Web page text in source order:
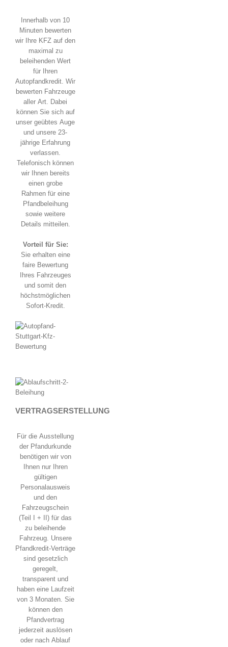
Innerhalb von 10
Minuten bewerten
wir Ihre KFZ auf den
maximal zu
beleihenden Wert
für Ihren
Autopfandkredit. Wir
bewerten Fahrzeuge
aller Art. Dabei
können Sie sich auf
unser geübtes Auge
und unsere 23-
jährige Erfahrung
verlassen.
Telefonisch können
wir Ihnen bereits
einen grobe
Rahmen für eine
Pfandbeleihung
sowie weitere
Details mitteilen.
Vorteil für Sie:
Sie erhalten eine
faire Bewertung
Ihres Fahrzeuges
und somit den
höchstmöglichen
Sofort-Kredit.
VERTRAGSERSTELLUNG
Für die Ausstellung
der Pfandurkunde
benötigen wir von
Ihnen nur Ihren
gültigen
Personalausweis
und den
Fahrzeugschein
(Teil I + II) für das
zu beleihende
Fahrzeug. Unsere
Pfandkredit-Verträge
sind gesetzlich
geregelt,
transparent und
haben eine Laufzeit
von 3 Monaten. Sie
können den
Pfandvertrag
jederzeit auslösen
oder nach Ablauf